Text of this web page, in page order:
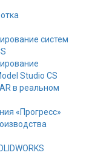
систем
Studio CS
в реальном
«Прогресс»